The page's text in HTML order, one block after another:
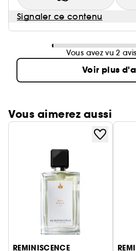
Signaler ce contenu
Vous avez vu 2
Voir plus
Vous aimerez aussi
Ignorer le carrousel produits
REMINISCENCE